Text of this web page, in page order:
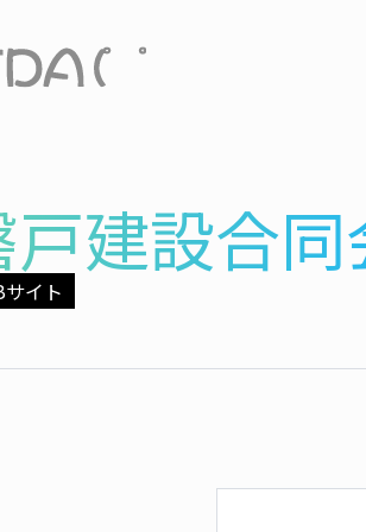
戸建設合
サイト